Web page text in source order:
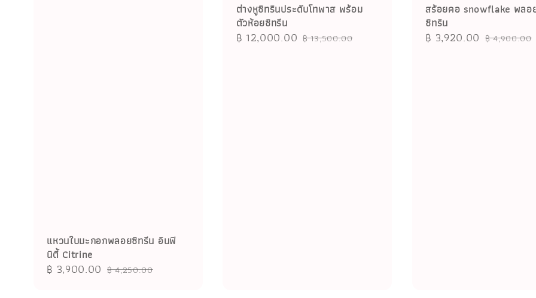
แหวนใบมะกอกพลอยซิทรีน อินฟิ
นิตี้ Citrine
Sale
฿ 3,900.00 Regular
฿ 4,250.00
ต่างหูซิทรินประดับโทพาส พร้อม
ตัวห้อยซิทรีน
Sale
฿ 12,000.00 Regular
฿ 13,500.00
สร้อยคอ snowflake พลอ
ซิทริน
Sale
฿ 3,920.00 Regular
฿ 4,900.00